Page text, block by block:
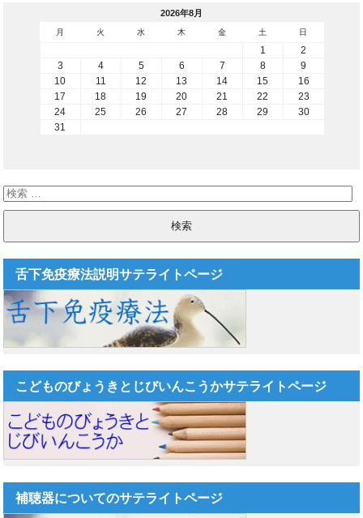
2026年8月
月 火 水 木 金 土 日
1
2
3
4 5 6 7 8
9
10
11 12 13 14 15
16
17
18 19 20 21 22
23
24
25 26 27 28 29
30
31
舌下免疫療法説明サテライトページ
こどものびょうきとじびいんこうかサテライトページ
補聴器についてのサテライトページ